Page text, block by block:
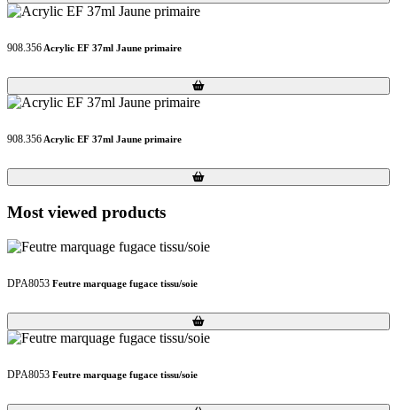
908.356 Acrylic EF 37ml Jaune primaire
Loading...
Loading...
908.356 Acrylic EF 37ml Jaune primaire
Loading...
Loading...
Most viewed products
DPA8053 Feutre marquage fugace tissu/soie
Loading...
Loading...
DPA8053 Feutre marquage fugace tissu/soie